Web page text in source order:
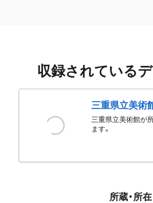
収録されている
三重県立美術
三重県立美術館が
ます。
所蔵・所在